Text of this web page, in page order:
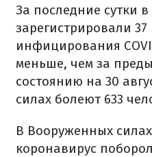
За последние сутки
зарегистрировали
инфицирования
меньше, чем за
состоянию на 30
силах болеют 633
В Вооруженных
коронавирус